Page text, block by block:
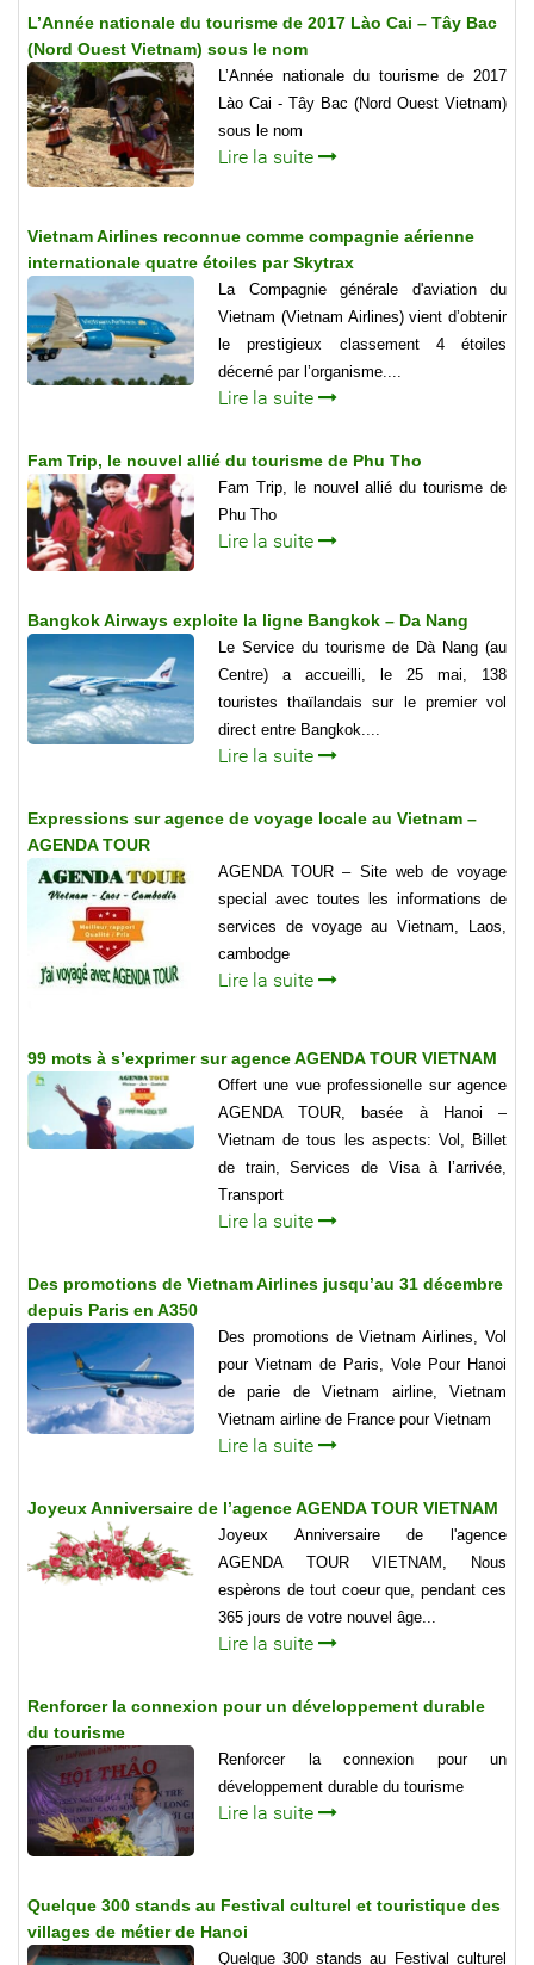
L’Année nationale du tourisme de 2017 Lào Cai – Tây Bac
(Nord Ouest Vietnam) sous le nom
L’Année nationale du tourisme de 2017
Lào Cai - Tây Bac (Nord Ouest Vietnam)
sous le nom
Lire la suite
Vietnam Airlines reconnue comme compagnie aérienne
internationale quatre étoiles par Skytrax
La Compagnie générale d'aviation du
Vietnam (Vietnam Airlines) vient d’obtenir
le prestigieux classement 4 étoiles
décerné par l’organisme....
Lire la suite
Fam Trip, le nouvel allié du tourisme de Phu Tho
Fam Trip, le nouvel allié du tourisme de
Phu Tho
Lire la suite
Bangkok Airways exploite la ligne Bangkok – Da Nang
Le Service du tourisme de Dà Nang (au
Centre) a accueilli, le 25 mai, 138
touristes thaïlandais sur le premier vol
direct entre Bangkok....
Lire la suite
Expressions sur agence de voyage locale au Vietnam –
AGENDA TOUR
AGENDA TOUR – Site web de voyage
special avec toutes les informations de
services de voyage au Vietnam, Laos,
cambodge
Lire la suite
99 mots à s’exprimer sur agence AGENDA TOUR VIETNAM
Offert une vue professionelle sur agence
AGENDA TOUR, basée à Hanoi –
Vietnam de tous les aspects: Vol, Billet
de train, Services de Visa à l’arrivée,
Transport
Lire la suite
Des promotions de Vietnam Airlines jusqu’au 31 décembre
depuis Paris en A350
Des promotions de Vietnam Airlines, Vol
pour Vietnam de Paris, Vole Pour Hanoi
de parie de Vietnam airline, Vietnam
Vietnam airline de France pour Vietnam
Lire la suite
Joyeux Anniversaire de l’agence AGENDA TOUR VIETNAM
Joyeux Anniversaire de l'agence
AGENDA TOUR VIETNAM, Nous
espèrons de tout coeur que, pendant ces
365 jours de votre nouvel âge...
Lire la suite
Renforcer la connexion pour un développement durable
du tourisme
Renforcer la connexion pour un
développement durable du tourisme
Lire la suite
Quelque 300 stands au Festival culturel et touristique des
villages de métier de Hanoi
Quelque 300 stands au Festival culturel